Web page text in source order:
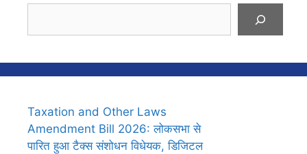
Taxation and Other Laws
Amendment Bill 2026: लोकसभा से
पारित हुआ टैक्स संशोधन विधेयक, डिजिटल